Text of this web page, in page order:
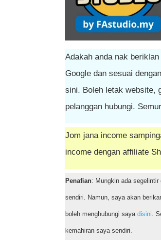
Adakah anda nak
Google dan sesuai
sini. Boleh letak website,
pelanggan hubungi.
Jom jana income
income dengan affiliate
Penafian: Mungkin ada
sendiri. Namun, saya akan
boleh menghubungi sayadisini.
kemahiran saya sendiri.